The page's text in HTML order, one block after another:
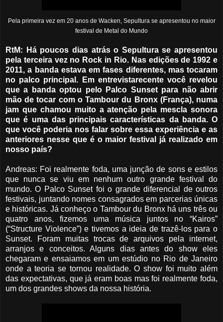
Pela primeira vez em 20 anos de Wacken, Sepultura se apresentou no maior
festival de Metal do Mundo
RtM: Há poucos dias atrás o Sepultura se apresentou
pela terceira vez no Rock in Rio. Nas edições de 1992 e
2011, a banda estava em fases diferentes, mas tocaram
no palco principal. Em entrevistarecente você revelou
que a banda optou pelo Palco Sunset para não abrir
mão de tocar com o Tambour du Bronx (França), numa
jam que chamou muito a atenção pela mescla sonora
que é uma das principais características da banda. O
que você poderia nos falar sobre essa experiência e as
anteriores nesse que é o maior festival já realizado em
nosso país?
Andreas: Foi realmente foda, uma junção de sons e estilos
que nunca se viu em nenhum outro grande festival do
mundo. O Palco Sunset foi o grande diferencial de outros
festivais, juntando nomes consagrados em parcerias únicas
e históricas. Já conheço o Tambour du Bronx há uns três ou
quatro anos, fizemos uma música juntos no “Kairos”
(“Structure Violence”) e tivemos a ideia de trazê-los para o
Sunset. Foram muitas trocas de arquivos pela internet,
arranjos e conceitos. Alguns dias antes do show eles
chegaram e ensaiamos em um estúdio no Rio de Janeiro
onde a teoria se tornou realidade. O show foi muito além
das expectativas, que já eram boas mas foi realmente foda,
um dos grandes shows da nossa história.